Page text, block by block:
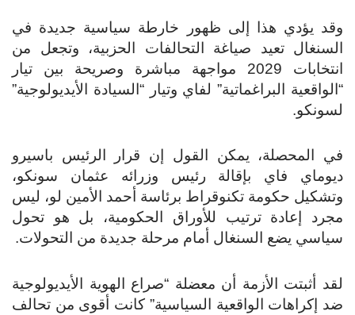
يؤدي هذا إلى ظهور خارطة سياسية جديدة في
تعيد صياغة التحالفات الحزبية، وتجعل من
انتخابات 2029 مواجهة مباشرة وصريحة بين تيار
البراغماتية” لفاي وتيار “السيادة الأيديولوجية”
المحصلة، يمكن القول إن قرار الرئيس باسيرو
فاي بإقالة رئيس وزرائه عثمان سونكو،
حكومة تكنوقراط برئاسة أحمد الأمين لو، ليس
إعادة ترتيب للأوراق الحكومية، بل هو تحول
يضع السنغال أمام مرحلة جديدة من التحولات.
أثبتت الأزمة أن معضلة “صراع الهوية الأيديولوجية
إكراهات الواقعية السياسية” كانت أقوى من تحالف